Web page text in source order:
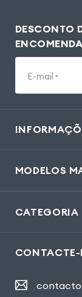
DESCONTO
ENCOMENDA
E-mail *
MODELOS
CATEGORIA
CONTACTE-